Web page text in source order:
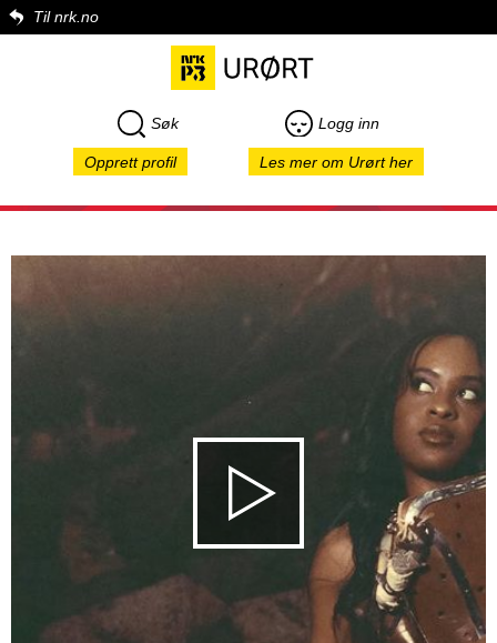
Til nrk.no
Søk Logg inn
Opprett profil Les mer om Urørt her